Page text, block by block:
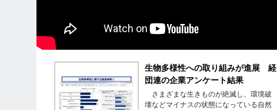
生物多様性への取り組みが進展 経
団連の企業アンケート結果
さまざまな生きものが絶滅し、環境破
壊などマイナスの状態になっている自然